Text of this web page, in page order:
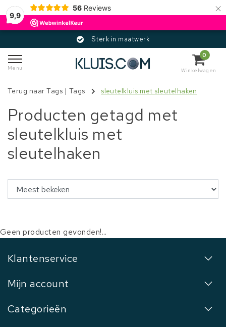
9,9
56 Reviews ×
Sterk in maatwerk
Menu
0
Winkelwagen
Terug naar Tags | Tags sleutelkluis met sleutelhaken
Producten getagd met
sleutelkluis met
sleutelhaken
Geen producten gevonden!...
Klantenservice
Mijn account
Categorieën